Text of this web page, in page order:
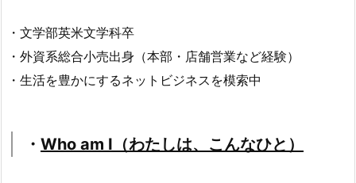
・文学部英米文学科卒
・外資系総合小売出身（本部・店舗営業など経験）
・生活を豊かにするネットビジネスを模索中
・ Who am I（わたしは、こんなひと）